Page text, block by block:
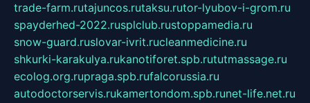
trade-farm.rutajuncos.rutaksu.rutor-lyubov-i-grom.ru
spayderhed-2022.rusplclub.rustoppamedia.ru
snow-guard.ruslovar-ivrit.rucleanmedicine.ru
shkurki-karakulya.rukanotiforet.spb.rututmassage.ru
ecolog.org.rupraga.spb.rufalcorussia.ru
autodoctorservis.rukamertondom.spb.runet-life.net.ru